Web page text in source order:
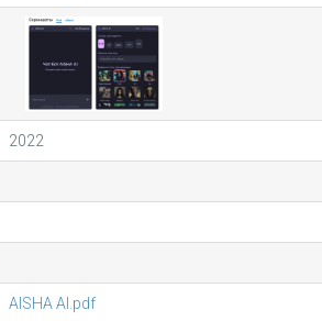
2022
AISHA AI.pdf